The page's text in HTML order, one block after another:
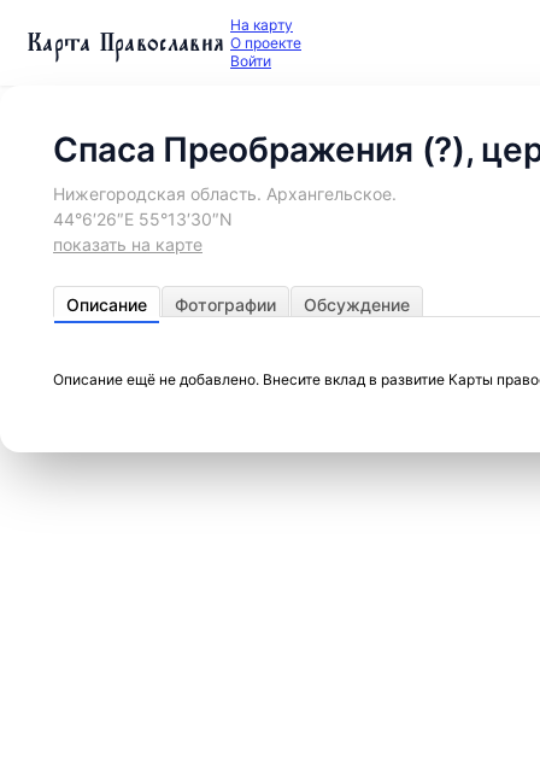
Карта Православия На карту
О проекте
Войти
Спаса Преображения (?),
Нижегородская область. Архангельское.
44°6′26″E 55°13′30″N
показать на карте
Описание Фотографии Обсуждение
Описание ещё не добавлено. Внесите вклад в развитие Карты